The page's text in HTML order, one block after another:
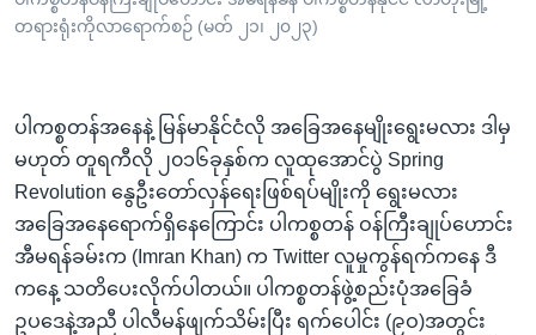
ရှာဖွေ
ကျော်
ရန်
တရားရုံးကိုလာရောက်စဉ် (မတ် ၂၁၊ ၂၀၂၃)
ပါကစ္စတန်အနေနဲ့ မြန်မာနိုင်ငံလို အခြေအနေမျိုးရွေးမလား ဒါမှ
မဟုတ် တူရကီလို ၂၀၁၆ခုနှစ်က လူထုအောင်ပွဲ Spring
Revolution နွေဦးတော်လှန်ရေးဖြစ်ရပ်မျိုးကို ရွေးမလား
အခြေအနေရောက်ရှိနေကြောင်း ပါကစ္စတန် ဝန်ကြီးချုပ်ဟောင်း
အီမရန်ခမ်းက (Imran Khan) က Twitter လူမှုကွန်ရက်ကနေ ဒီ
ကနေ့ သတိပေးလိုက်ပါတယ်။ ပါကစ္စတန်ဖွဲ့စည်းပုံအခြေခံ
ဥပဒေနဲ့အညီ ပါလီမန်ဖျက်သိမ်းပြီး ရက်ပေါင်း (၉ဝ)အတွင်း